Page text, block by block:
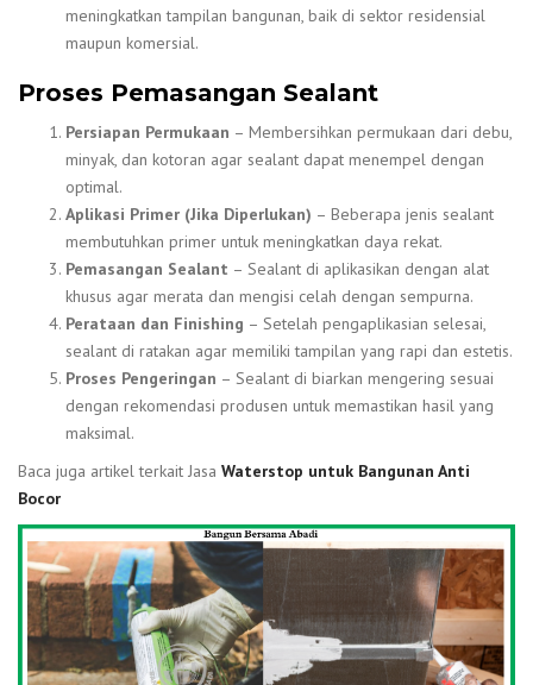
meningkatkan tampilan bangunan, baik di sektor residensial
maupun komersial.
Proses Pemasangan Sealant
Persiapan Permukaan – Membersihkan permukaan dari debu,
minyak, dan kotoran agar sealant dapat menempel dengan
optimal.
Aplikasi Primer (Jika Diperlukan) – Beberapa jenis sealant
membutuhkan primer untuk meningkatkan daya rekat.
Pemasangan Sealant – Sealant di aplikasikan dengan alat
khusus agar merata dan mengisi celah dengan sempurna.
Perataan dan Finishing – Setelah pengaplikasian selesai,
sealant di ratakan agar memiliki tampilan yang rapi dan estetis.
Proses Pengeringan – Sealant di biarkan mengering sesuai
dengan rekomendasi produsen untuk memastikan hasil yang
maksimal.
Baca juga artikel terkait Jasa Waterstop untuk Bangunan Anti
Bocor